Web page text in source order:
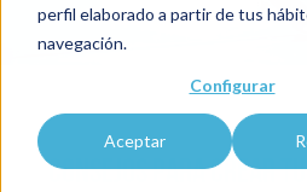
perfil elaborado a partir de tus
navegación.
Configurar
Aceptar
Consejos para crear